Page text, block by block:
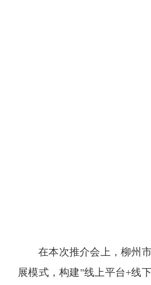
在本次推介会上，柳州
展模式，构建"线上平台+线